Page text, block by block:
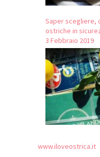
Saper scegliere,
ostriche in
3 Febbraio 2019
www.iloveostrica.it